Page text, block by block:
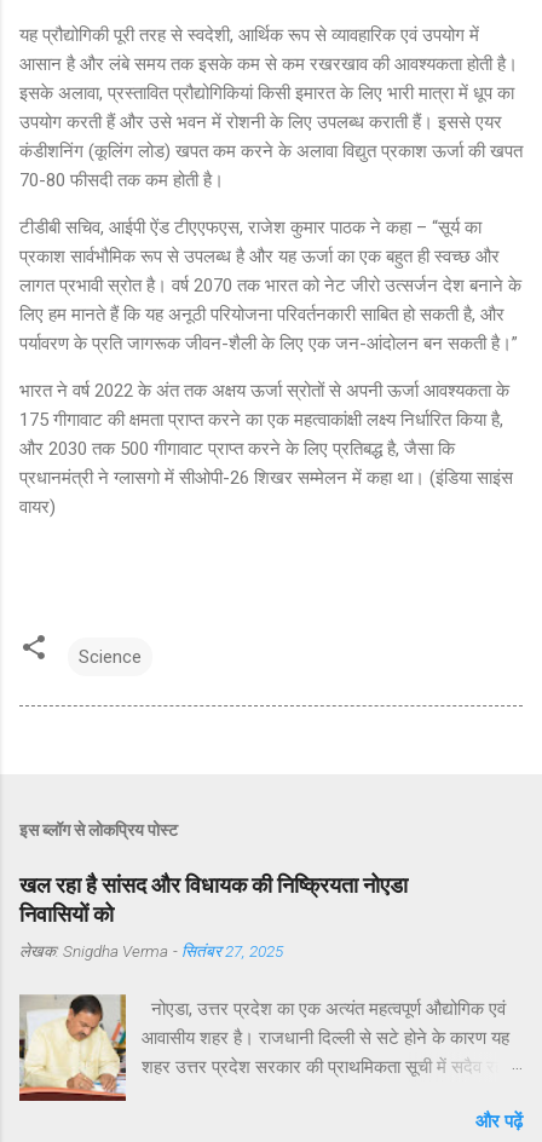
यह प्रौद्योगिकी पूरी तरह से स्वदेशी, आर्थिक रूप से व्यावहारिक एवं उपयोग में
आसान है और लंबे समय तक इसके कम से कम रखरखाव की आवश्यकता होती है।
इसके अलावा, प्रस्तावित प्रौद्योगिकियां किसी इमारत के लिए भारी मात्रा में धूप का
उपयोग करती हैं और उसे भवन में रोशनी के लिए उपलब्ध कराती हैं। इससे एयर
कंडीशनिंग (कूलिंग लोड) खपत कम करने के अलावा विद्युत प्रकाश ऊर्जा की खपत
70-80 फीसदी तक कम होती है।
टीडीबी सचिव, आईपी ऐंड टीएएफएस, राजेश कुमार पाठक ने कहा – “सूर्य का
प्रकाश सार्वभौमिक रूप से उपलब्ध है और यह ऊर्जा का एक बहुत ही स्वच्छ और
लागत प्रभावी स्रोत है। वर्ष 2070 तक भारत को नेट जीरो उत्सर्जन देश बनाने के
लिए हम मानते हैं कि यह अनूठी परियोजना परिवर्तनकारी साबित हो सकती है, और
पर्यावरण के प्रति जागरूक जीवन-शैली के लिए एक जन-आंदोलन बन सकती है।”
भारत ने वर्ष 2022 के अंत तक अक्षय ऊर्जा स्रोतों से अपनी ऊर्जा आवश्यकता के
175 गीगावाट की क्षमता प्राप्त करने का एक महत्वाकांक्षी लक्ष्य निर्धारित किया है,
और 2030 तक 500 गीगावाट प्राप्त करने के लिए प्रतिबद्ध है, जैसा कि
प्रधानमंत्री ने ग्लासगो में सीओपी-26 शिखर सम्मेलन में कहा था। (इंडिया साइंस
वायर)
Science
इस ब्लॉग से लोकप्रिय पोस्ट
खल रहा है सांसद और विधायक की निष्क्रियता नोएडा
निवासियों को
लेखक: Snigdha Verma - सितंबर 27, 2025
नोएडा, उत्तर प्रदेश का एक अत्यंत महत्वपूर्ण औद्योगिक एवं
आवासीय शहर है। राजधानी दिल्ली से सटे होने के कारण यह
शहर उत्तर प्रदेश सरकार की प्राथमिकता सूची में सदैव रहा
विगत वर्षों में नोएडा, ग्रेटर नोएडा और यमुना एक्सप्रेसवे क्षेत्रों
और पढ़ें